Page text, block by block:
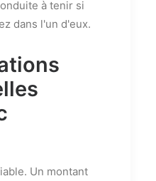
à tenir si
dans l'un d'eux.
Un montant